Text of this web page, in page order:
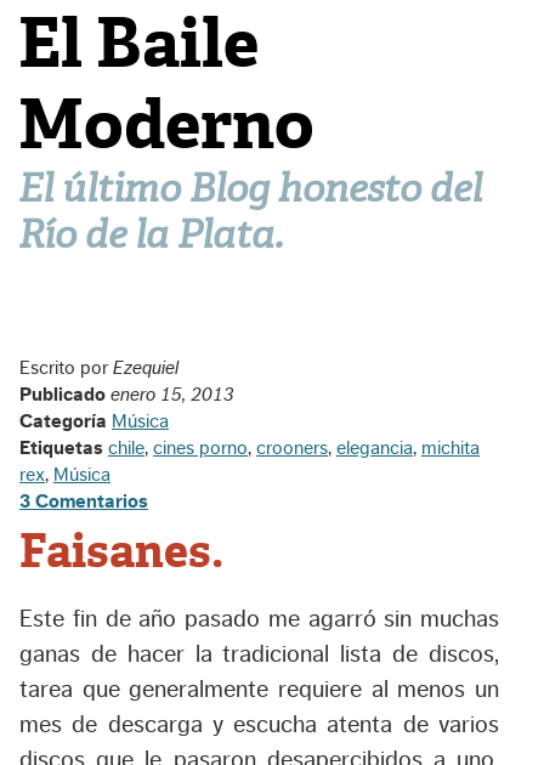
El Baile
Moderno
El último Blog honesto del
Río de la Plata.
Escrito porEzequiel
Publicado enero 15, 2013
Categoría Música
Etiquetas chile, cines porno, crooners, elegancia, michita
rex, Música
3 Comentarios
Faisanes.
Este fin de año pasado me agarró sin muchas
ganas de hacer la tradicional lista de discos,
tarea que generalmente requiere al menos un
mes de descarga y escucha atenta de varios
discos que le pasaron desapercibidos a uno.